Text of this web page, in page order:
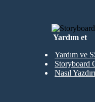
Yardım et
Yardım ve
Storyboard
Nasıl